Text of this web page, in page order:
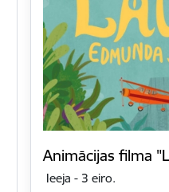
Animācijas filma
Ieeja - 3 eiro.